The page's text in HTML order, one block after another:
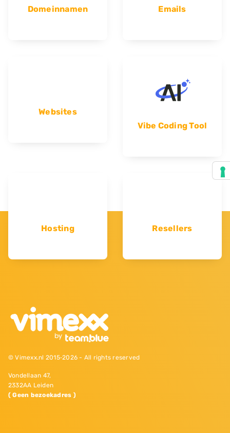
Domeinnamen Emails
Websites
Vibe Coding Tool
Hosting Resellers
© Vimexx.nl 2015‐2026 - All rights reserved
Vondellaan 47,
2332AA Leiden
( Geen bezoekadres )